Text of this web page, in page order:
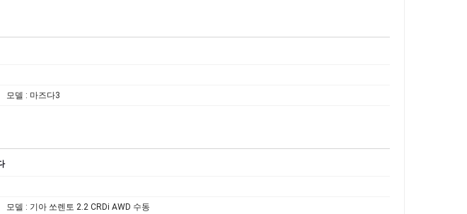
모델 : 마즈다3
모델 : 기아 쏘렌토 2.2 CRDi AWD 수동